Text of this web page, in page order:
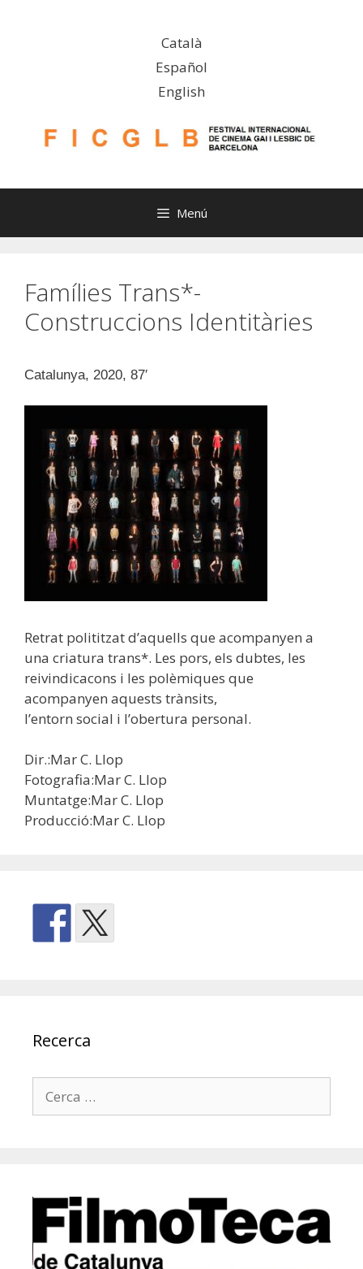
Català
Español
English
Menú
Famílies Trans*-
Construccions Identitàries
Catalunya, 2020, 87′
Retrat polititzat d’aquells que acompanyen a
una criatura trans*. Les pors, els dubtes, les
reivindicacons i les polèmiques que
acompanyen aquests trànsits,
l’entorn social i l’obertura personal.
Dir.:Mar C. Llop
Fotografia:Mar C. Llop
Muntatge:Mar C. Llop
Producció:Mar C. Llop
Recerca